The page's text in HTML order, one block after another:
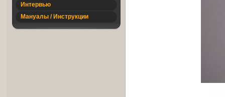
Интервью
Мануалы / Инструкции